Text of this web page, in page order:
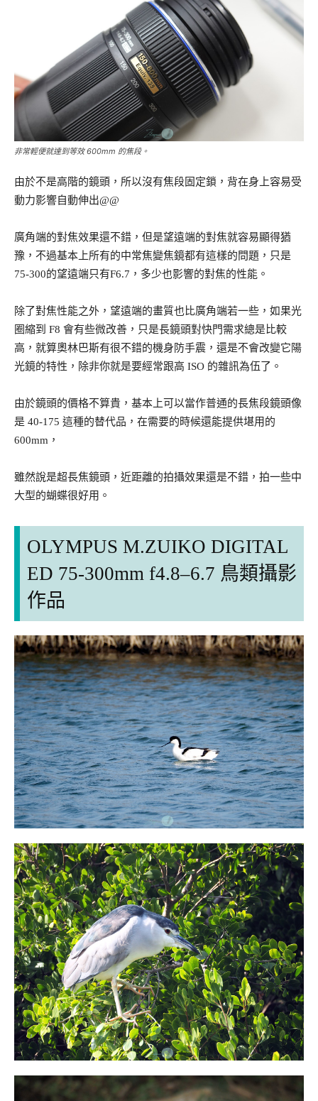
非常輕便就達到等效 600mm 的焦段。
由於不是高階的鏡頭，所以沒有焦段固定鎖，背在身上容易受
動力影響自動伸出@@
廣角端的對焦效果還不錯，但是望遠端的對焦就容易顯得猶
豫，不過基本上所有的中常焦變焦鏡都有這樣的問題，只是
75-300的望遠端只有F6.7，多少也影響的對焦的性能。
除了對焦性能之外，望遠端的畫質也比廣角端若一些，如果光
圈縮到 F8 會有些微改善，只是長鏡頭對快門需求總是比較
高，就算奧林巴斯有很不錯的機身防手震，還是不會改變它陽
光鏡的特性，除非你就是要經常跟高 ISO 的雜訊為伍了。
由於鏡頭的價格不算貴，基本上可以當作普通的長焦段鏡頭像
是 40-175 這種的替代品，在需要的時候還能提供堪用的
600mm，
雖然說是超長焦鏡頭，近距離的拍攝效果還是不錯，拍一些中
大型的蝴蝶很好用。
OLYMPUS M.ZUIKO DIGITAL
ED 75-300mm f4.8–6.7 鳥類攝影
作品